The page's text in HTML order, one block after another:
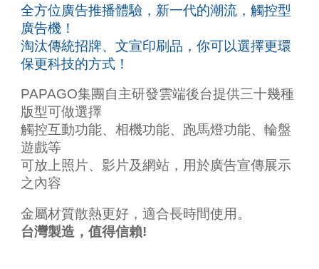
全方位廣告推播體驗，新一代的潮流，觸控型
廣告機！
淘汰傳統招牌、文宣印刷品，你可以選擇更環
保更科技的方式！
PAPAGO集團 自主研發雲端後台提供三十幾種
版型可做選擇​
觸控互動功能、相機功能、跑馬燈功能、輪盤
遊戲等​
可放上照片、影片及網站，用於廣告宣傳展示
之內容​
金屬材質散熱更好，適合長時間使用。
台灣製造，值得信賴!